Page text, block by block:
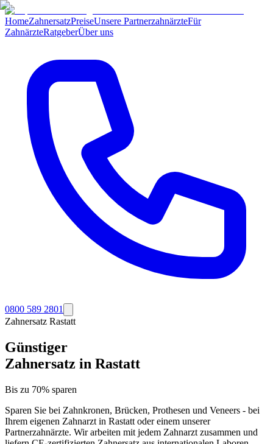
HomeZahnersatzPreiseUnsere PartnerzahnärzteFür
ZahnärzteRatgeberÜber uns
0800 589 2801
Zahnersatz Rastatt
Günstiger
Zahnersatz in Rastatt
Bis zu 70% sparen
Sparen Sie bei Zahnkronen, Brücken, Prothesen und Veneers - bei
Ihrem eigenen Zahnarzt in Rastatt oder einem unserer
Partnerzahnärzte. Wir arbeiten mit jedem Zahnarzt zusammen und